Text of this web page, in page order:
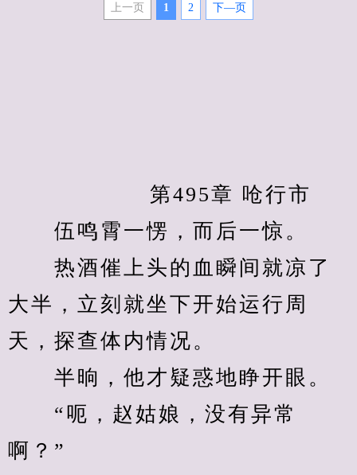
上一页 1 2 下—页
            　　第495章 呛行市
伍鸣霄一愣，而后一惊。
热酒催上头的血瞬间就凉了
大半，立刻就坐下开始运行周
天，探查体内情况。
半晌，他才疑惑地睁开眼。
“呃，赵姑娘，没有异常
啊？”